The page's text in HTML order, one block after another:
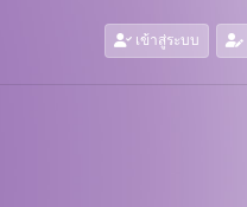
เข้าสู่ระบบ